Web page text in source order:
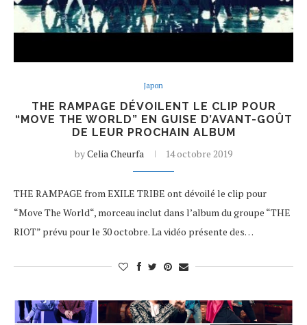
Japon
THE RAMPAGE DÉVOILENT LE CLIP POUR
“MOVE THE WORLD” EN GUISE D’AVANT-GOÛT
DE LEUR PROCHAIN ALBUM
byCelia Cheurfa 14 octobre 2019
THE RAMPAGE from EXILE TRIBE ont dévoilé le clip pour
“Move The World“, morceau inclut dans l’album du groupe “THE
RIOT” prévu pour le 30 octobre. La vidéo présente des…